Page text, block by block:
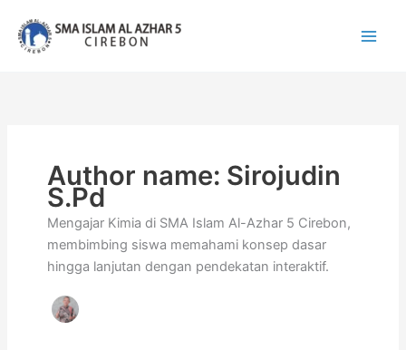
konten
Author name: Sirojudin
S.Pd
Mengajar Kimia di SMA Islam Al-Azhar 5 Cirebon,
membimbing siswa memahami konsep dasar
hingga lanjutan dengan pendekatan interaktif.